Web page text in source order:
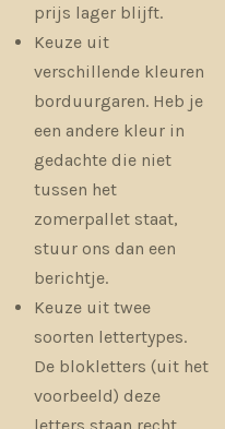
prijs lager blijft.
Keuze uit
verschillende kleuren
borduurgaren. Heb je
een andere kleur in
gedachte die niet
tussen het
zomerpallet staat,
stuur ons dan een
berichtje.
Keuze uit twee
soorten lettertypes.
De blokletters (uit het
voorbeeld) deze